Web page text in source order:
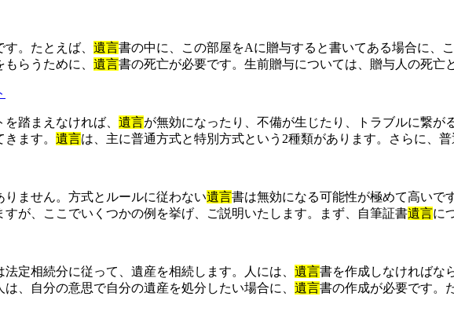
。たとえば、 遺言書の中に、この部屋をAに贈与すると書いてある場合に、
らうために、 遺言書の死亡が必要です。生前贈与については、贈与人の死
踏まえなければ、 遺言が無効になったり、不備が生じたり、トラブルに繋が
ます。 遺言は、主に普通方式と特別方式という2種類があります。さらに、
ません。方式とルールに従わない遺言書は無効になる可能性が極めて高いです
が、ここでいくつかの例を挙げ、ご説明いたします。まず、自筆証書遺言に
定相続分に従って、遺産を相続します。人には、 遺言書を作成しなければな
、自分の意思で自分の遺産を処分したい場合に、 遺言書の作成が必要です。